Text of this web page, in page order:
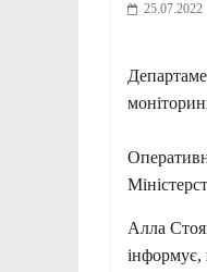
25.07.2022
Алла
інформує,